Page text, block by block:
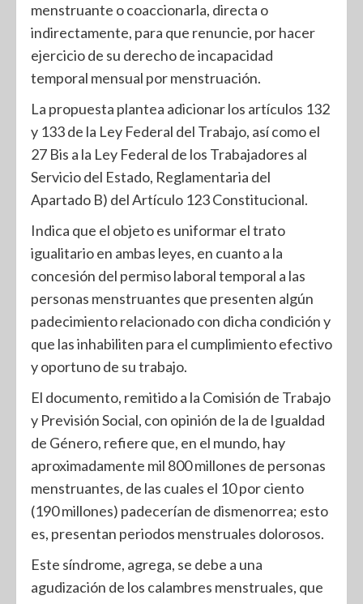
menstruante o coaccionarla, directa o
indirectamente, para que renuncie, por hacer
ejercicio de su derecho de incapacidad
temporal mensual por menstruación.
La propuesta plantea adicionar los artículos 132
y 133 de la Ley Federal del Trabajo, así como el
27 Bis a la Ley Federal de los Trabajadores al
Servicio del Estado, Reglamentaria del
Apartado B) del Artículo 123 Constitucional.
Indica que el objeto es uniformar el trato
igualitario en ambas leyes, en cuanto a la
concesión del permiso laboral temporal a las
personas menstruantes que presenten algún
padecimiento relacionado con dicha condición y
que las inhabiliten para el cumplimiento efectivo
y oportuno de su trabajo.
El documento, remitido a la Comisión de Trabajo
y Previsión Social, con opinión de la de Igualdad
de Género, refiere que, en el mundo, hay
aproximadamente mil 800 millones de personas
menstruantes, de las cuales el 10 por ciento
(190 millones) padecerían de dismenorrea; esto
es, presentan periodos menstruales dolorosos.
Este síndrome, agrega, se debe a una
agudización de los calambres menstruales, que